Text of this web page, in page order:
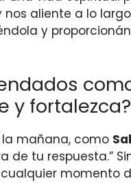
aliente a lo
y
y fortalezca?
la mañana, como
de tu respuesta.”
momento